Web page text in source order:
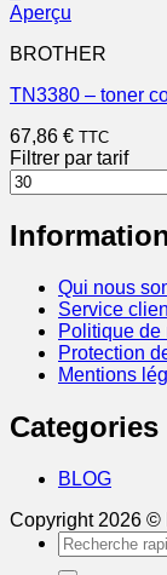
Aperçu
BROTHER
TN3380 – toner
67,86 € TTC
Filtrer par tarif
Prix
min
Qui nous
Service
Politique de
Protection
Mentions
Categories
BLOG
Copyright 2026 ©
Recherche
pour :